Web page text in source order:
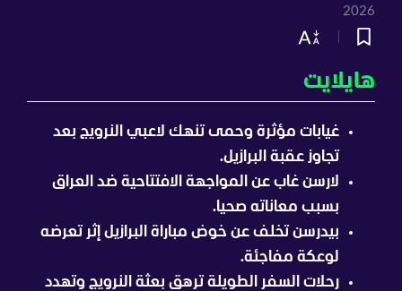
2026
هايلايت
غيابات مؤثرة وحمى تنهك لاعبي النرويج بعد
تجاوز عقبة البرازيل.
لارسن غاب عن المواجهة الافتتاحية ضد العراق
بسبب معاناته صحيا.
بيدرسن تخلف عن خوض مباراة البرازيل إثر تعرضه
لوعكة مفاجئة.
رحلات السفر الطويلة ترهق بعثة النرويج وتهدد